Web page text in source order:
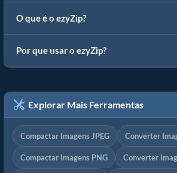
O que é o ezyZip?
Por que usar o ezyZip?
Explorar Mais Ferramentas
Compactar Imagens JPEG Converter
Compactar Imagens PNG Converter